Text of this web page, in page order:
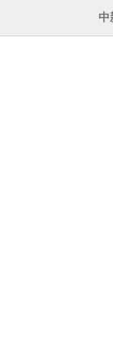
中